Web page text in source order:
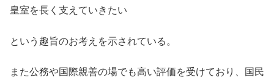
皇室を長く支えていきたい
という趣旨のお考えを示されている。
また公務や国際親善の場でも高い評価を受けており、国民